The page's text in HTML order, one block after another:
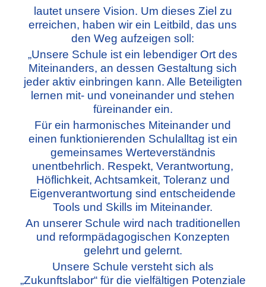
lautet unsere Vision. Um dieses Ziel zu
erreichen, haben wir ein Leitbild, das uns
den Weg aufzeigen soll:
„Unsere Schule ist ein lebendiger Ort des
Miteinanders, an dessen Gestaltung sich
jeder aktiv einbringen kann. Alle Beteiligten
lernen mit- und voneinander und stehen
füreinander ein.
Für ein harmonisches Miteinander und
einen funktionierenden Schulalltag ist ein
gemeinsames Werteverständnis
unentbehrlich. Respekt, Verantwortung,
Höflichkeit, Achtsamkeit, Toleranz und
Eigenverantwortung sind entscheidende
Tools und Skills im Miteinander.
An unserer Schule wird nach traditionellen
und reformpädagogischen Konzepten
gelehrt und gelernt.
Unsere Schule versteht sich als
„Zukunftslabor“ für die vielfältigen Potenziale